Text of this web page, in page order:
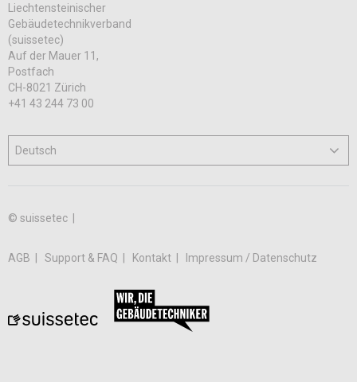
Liechtensteinischer
Gebäudetechnikverband
(suissetec)
Auf der Mauer 11,
Postfach
CH-8021 Zürich
+41 43 244 73 00
© suissetec |
AGB Support & FAQ Kontakt Impressum / Datenschutz